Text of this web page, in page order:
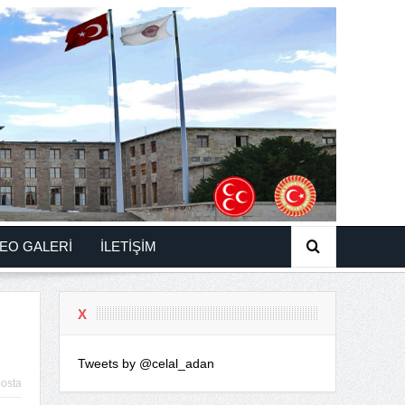
GALERİ İLETİŞİM
X
Tweets by @celal_adan